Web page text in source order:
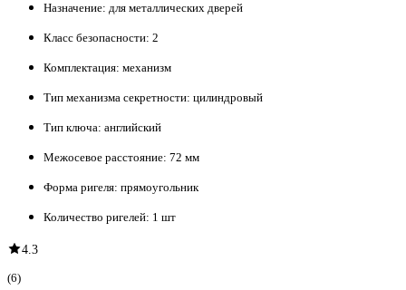
Назначение: для металлических дверей
Класс безопасности: 2
Комплектация: механизм
Тип механизма секретности: цилиндровый
Тип ключа: английский
Межосевое расстояние: 72 мм
Форма ригеля: прямоугольник
Количество ригелей: 1 шт
4.3
(6)